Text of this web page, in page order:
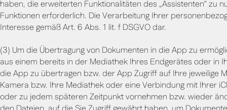
haben, die erweiterten Funktionalitäten des „Assistenten“ zu
Funktionen erforderlich. Die Verarbeitung Ihrer
Interesse gemäß Art. 6 Abs. 1 lit. f DSGVO dar.
(3) Um die Übertragung von Dokumenten in die App zu
aus einem bereits in der Mediathek Ihres Endgerätes oder in
die App zu übertragen bzw. der App Zugriff auf Ihre jeweilige
Kamera bzw. Ihre Mediathek oder eine Verbindung mit Ihrer
oder zu jedem späteren Zeitpunkt vornehmen bzw. wieder